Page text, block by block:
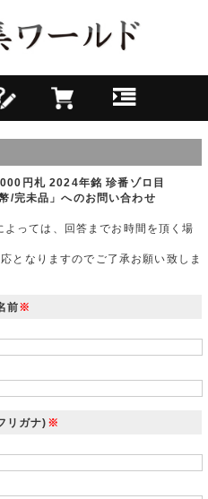
円札 2024年銘 珍番ゾロ目
/完未品」へのお問い合わせ
よっては、回答までお時間を頂く場
となりますのでご了承お願い致しま
前※
リガナ) ※